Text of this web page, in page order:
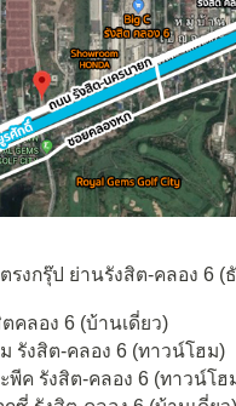
รงกรุ๊ป ย่านรังสิต-คลอง 6 (
คลอง 6 (บ้านเดี่ยว)
รังสิต-คลอง 6 (ทาวน์โฮม)
พีค รังสิต-คลอง 6 (ทาวน์โฮ